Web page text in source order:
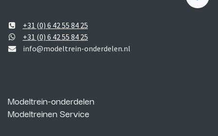
+31 (0) 6 42 55 84 25
+31 (0) 6 42 55 84 25
info@modeltrein-onderdelen.nl
Modeltrein-onderdelen
Modeltreinen Service